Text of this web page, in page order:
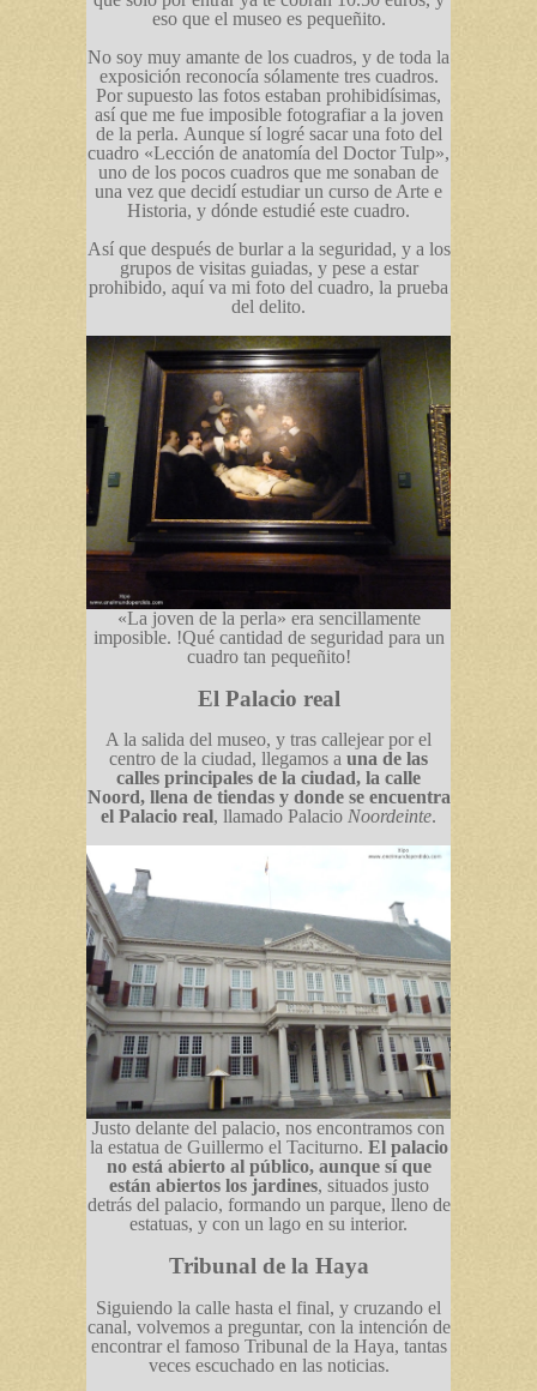
eso que el museo es pequeñito.
No soy muy amante de los cuadros, y de toda la
exposición reconocía sólamente tres cuadros.
Por supuesto las fotos estaban prohibidísimas,
así que me fue imposible fotografiar a la joven
de la perla. Aunque sí logré sacar una foto del
cuadro «Lección de anatomía del Doctor Tulp»,
uno de los pocos cuadros que me sonaban de
una vez que decidí estudiar un curso de Arte e
Historia, y dónde estudié este cuadro.
Así que después de burlar a la seguridad, y a los
grupos de visitas guiadas, y pese a estar
prohibido, aquí va mi foto del cuadro, la prueba
del delito.
«La joven de la perla» era sencillamente
imposible. !Qué cantidad de seguridad para un
cuadro tan pequeñito!
El Palacio real
A la salida del museo, y tras callejear por el
centro de la ciudad, llegamos a una de las
calles principales de la ciudad, la calle
Noord, llena de tiendas y donde se encuentra
el Palacio real, llamado Palacio Noordeinte.
Justo delante del palacio, nos encontramos con
la estatua de Guillermo el Taciturno. El palacio
no está abierto al público, aunque sí que
están abiertos los jardines, situados justo
detrás del palacio, formando un parque, lleno de
estatuas, y con un lago en su interior.
Tribunal de la Haya
Siguiendo la calle hasta el final, y cruzando el
canal, volvemos a preguntar, con la intención de
encontrar el famoso Tribunal de la Haya, tantas
veces escuchado en las noticias.